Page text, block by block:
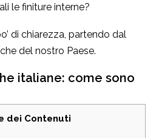
le finiture interne?
di chiarezza, partendo dal
del nostro Paese.
italiane: come sono
dei Contenuti